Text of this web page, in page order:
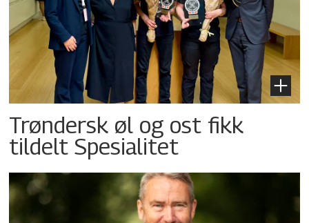
Trøndersk øl og ost fikk
tildelt Spesialitet